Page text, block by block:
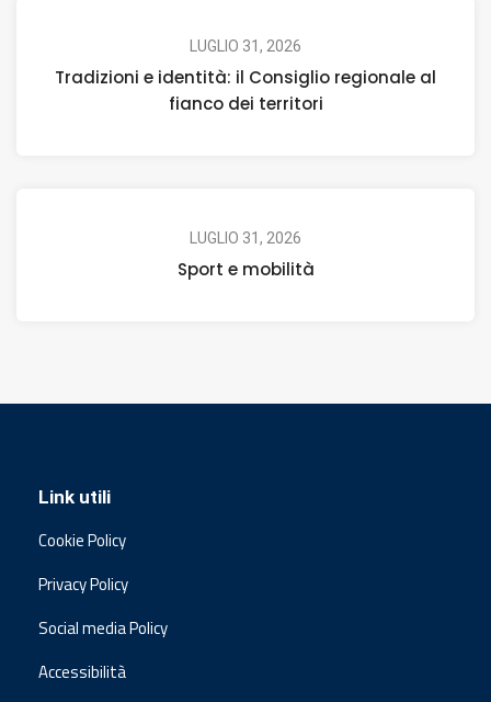
LUGLIO 31, 2026
Tradizioni e identità: il Consiglio regionale al
fianco dei territori
LUGLIO 31, 2026
Sport e mobilità
Link utili
Cookie Policy
Privacy Policy
Social media Policy
Accessibilità